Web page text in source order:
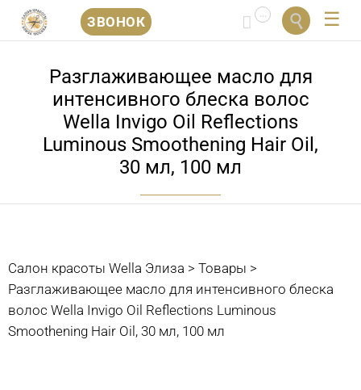
ЗВОНОК  
содержанию
Разглаживающее масло для
интенсивного блеска волос
Wella Invigo Oil Reflections
Luminous Smoothening Hair Oil,
30 мл, 100 мл
Салон красоты Wella Элиза > Товары >
Разглаживающее масло для интенсивного блеска
волос Wella Invigo Oil Reflections Luminous
Smoothening Hair Oil, 30 мл, 100 мл